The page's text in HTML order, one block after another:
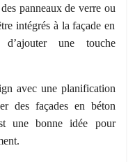
panneaux de verre ou
intégrés à la façade en
d’ajouter une touche
avec une planification
des façades en béton
une bonne idée pour